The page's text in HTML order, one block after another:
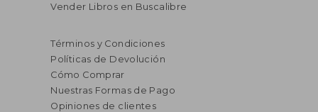
Vender Libros en Buscalibre
Términos y Condiciones
Políticas de Devolución
Cómo Comprar
Nuestras Formas de Pago
Opiniones de clientes